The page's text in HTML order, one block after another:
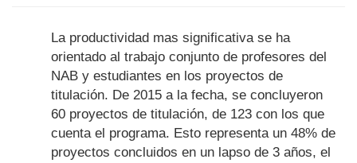
La productividad mas significativa se ha
orientado al trabajo conjunto de profesores del
NAB y estudiantes en los proyectos de
titulación. De 2015 a la fecha, se concluyeron
60 proyectos de titulación, de 123 con los que
cuenta el programa. Esto representa un 48% de
proyectos concluidos en un lapso de 3 años, el